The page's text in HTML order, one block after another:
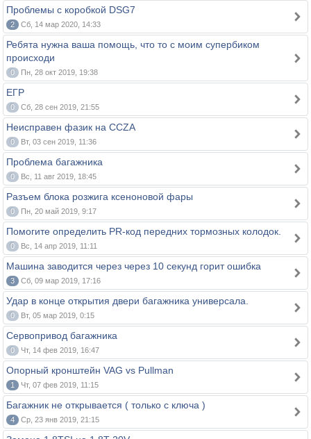
Проблемы с коробкой DSG7
2 Сб, 14 мар 2020, 14:33
Ребята нужна ваша помощь, что то с моим супербиком
происходи
0 Пн, 28 окт 2019, 19:38
ЕГР
0 Сб, 28 сен 2019, 21:55
Неисправен фазик на CCZA
0 Вт, 03 сен 2019, 11:36
Проблема багажника
0 Вс, 11 авг 2019, 18:45
Разъем блока розжига ксеноновой фары
0 Пн, 20 май 2019, 9:17
Помогите определить PR-код передних тормозных колодок.
0 Вс, 14 апр 2019, 11:11
Машина заводится через через 10 секунд горит ошибка
3 Сб, 09 мар 2019, 17:16
Удар в конце открытия двери багажника универсала.
0 Вт, 05 мар 2019, 0:15
Сервопривод багажника
0 Чт, 14 фев 2019, 16:47
Опорный кронштейн VAG vs Pullman
1 Чт, 07 фев 2019, 11:15
Багажник не открывается ( только с ключа )
4 Ср, 23 янв 2019, 21:15